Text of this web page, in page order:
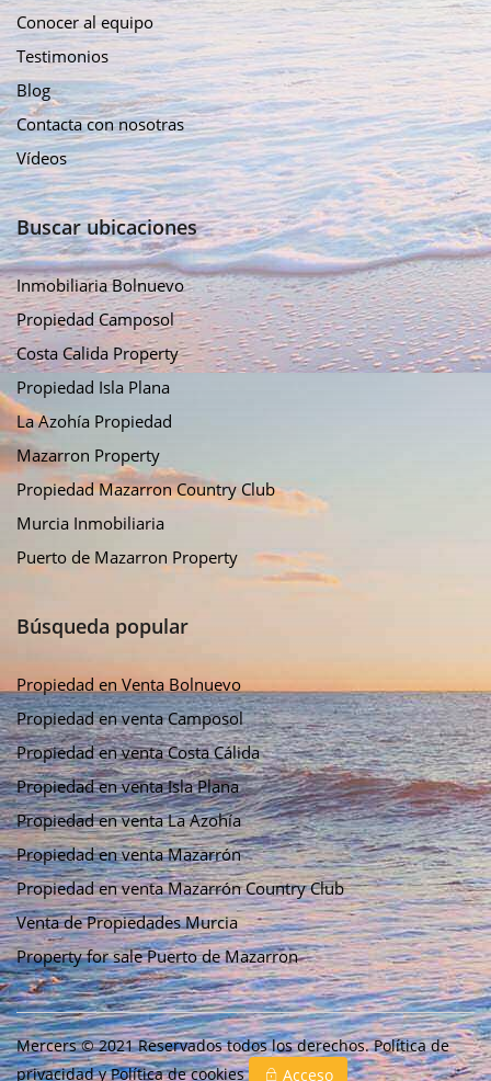
Conocer al equipo
Testimonios
Blog
Contacta con nosotras
Vídeos
Buscar ubicaciones
Inmobiliaria Bolnuevo
Propiedad Camposol
Costa Calida Property
Propiedad Isla Plana
La Azohía Propiedad
Mazarron Property
Propiedad Mazarron Country Club
Murcia Inmobiliaria
Puerto de Mazarron Property
Búsqueda popular
Propiedad en Venta Bolnuevo
Propiedad en venta Camposol
Propiedad en venta Costa Cálida
Propiedad en venta Isla Plana
Propiedad en venta La Azohía
Propiedad en venta Mazarrón
Propiedad en venta Mazarrón Country Club
Venta de Propiedades Murcia
Property for sale Puerto de Mazarron
Mercers © 2021 Reservados todos los derechos.Política de
privacidadyPolítica de cookies Acceso